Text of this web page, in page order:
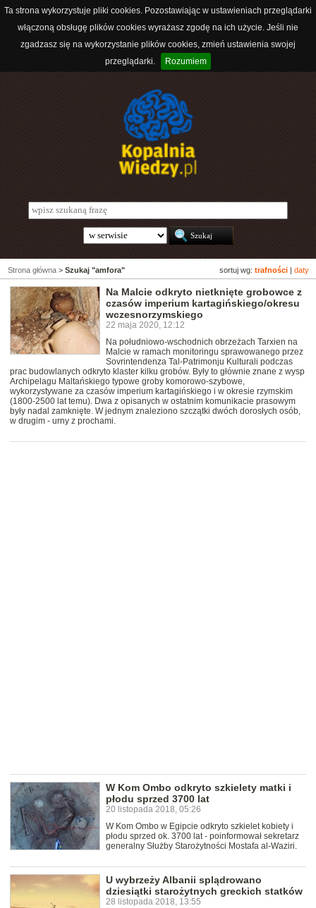
Ta strona wykorzystuje pliki cookies. Pozostawiając w ustawieniach przeglądarki
włączoną obsługę plików cookies wyrażasz zgodę na ich użycie. Jeśli nie
zgadzasz się na wykorzystanie plików cookies, zmień ustawienia swojej
przeglądarki.
Rozumiem
sortuj wg: trafności daty
Strona główna > Szukaj "amfora"
Na Malcie odkryto nietknięte grobowce z
czasów imperium kartagińskiego/okresu
wczesnorzymskiego
22 maja 2020, 12:12
Na południowo-wschodnich obrzeżach Tarxien na
Malcie w ramach monitoringu sprawowanego przez
Sovrintendenza Tal-Patrimonju Kulturali podczas
prac budowlanych odkryto klaster kilku grobów. Były to głównie znane z wysp
Archipelagu Maltańskiego typowe groby komorowo-szybowe,
wykorzystywane za czasów imperium kartagińskiego i w okresie rzymskim
(1800-2500 lat temu). Dwa z opisanych w ostatnim komunikacie prasowym
były nadal zamknięte. W jednym znaleziono szczątki dwóch dorosłych osób,
w drugim - urny z prochami.
W Kom Ombo odkryto szkielety matki i
płodu sprzed 3700 lat
20 listopada 2018, 05:26
W Kom Ombo w Egipcie odkryto szkielet kobiety i
płodu sprzed ok. 3700 lat - poinformował sekretarz
generalny Służby Starożytności Mostafa al-Waziri.
U wybrzeży Albanii splądrowano
dziesiątki starożytnych greckich statków
28 listopada 2018, 13:55